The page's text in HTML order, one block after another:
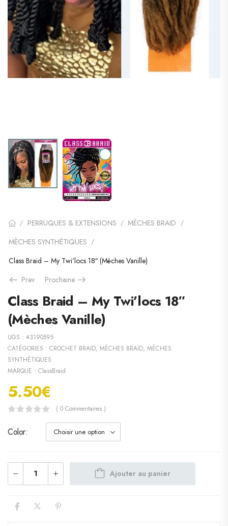
/ PERRUQUES & EXTENSIONS / MÈCHES BRAID /
MÈCHES SYNTHÉTIQUES /
Class Braid – My Twi’locs 18″ (Mèches Vanille)
Prev
Prochaine
Class Braid – My Twi’locs 18″
(Mèches Vanille)
UGS : 43190595
CATÉGORIES : CROCHET BRAID, MÈCHES BRAID, MÈCHES
SYNTHÉTIQUES
MARQUE : ClassBraid
5.50€
( 0 Commentaires )
Color
Ajouter au panier